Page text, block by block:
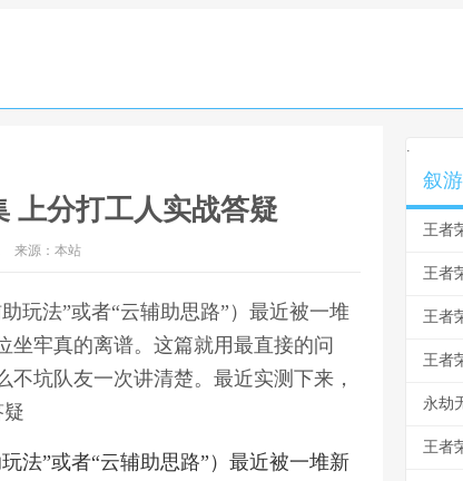
上分打工人实战答疑
来源：本站
玩法”或者“云辅助思路”）最近被一堆
坐牢真的离谱。这篇就用最直接的问
坑队友一次讲清楚。最近实测下来，
法”或者“云辅助思路”）最近被一堆新
.
叙
王者
王者
永劫